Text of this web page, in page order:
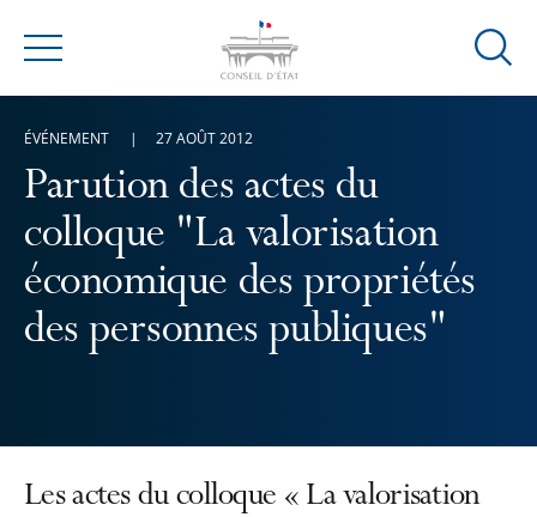
Menu
Ouvrir
Parution des actes du
colloque "La valorisation
économique des propriétés
des personnes publiques"
ÉVÉNEMENT 27 AOÛT 2012
Les actes du colloque « La valorisation